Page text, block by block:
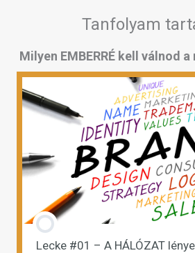
Tanfolyam
Milyen EMBERRÉ kell válnod
Lecke #01 – A HÁLÓZAT